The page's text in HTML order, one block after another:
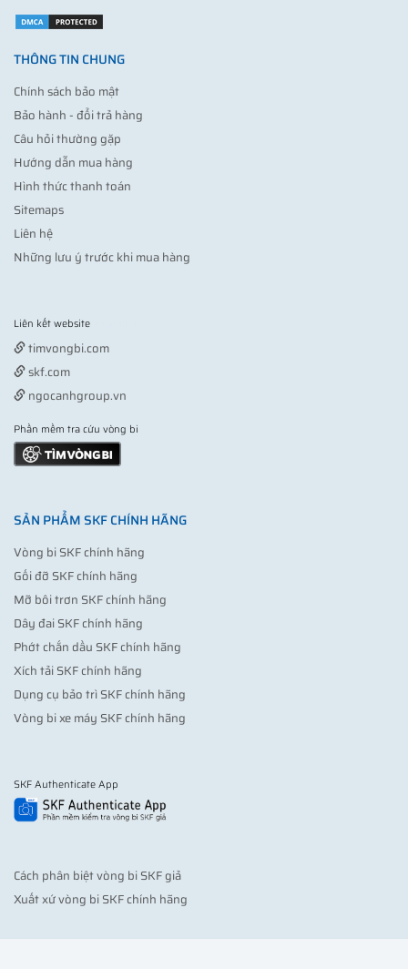
THÔNG TIN CHUNG
Chính sách bảo mật
Bảo hành - đổi trả hàng
Câu hỏi thường gặp
Hướng dẫn mua hàng
Hình thức thanh toán
Sitemaps
Liên hệ
Những lưu ý trước khi mua hàng
Liên kết website
timvongbi.com
skf.com
ngocanhgroup.vn
Phần mềm tra cứu vòng bi
SẢN PHẨM SKF CHÍNH HÃNG
Vòng bi SKF chính hãng
Gối đỡ SKF chính hãng
Mỡ bôi trơn SKF chính hãng
Dây đai SKF chính hãng
Phớt chắn dầu SKF chính hãng
Xích tải SKF chính hãng
Dụng cụ bảo trì SKF chính hãng
Vòng bi xe máy SKF chính hãng
SKF Authenticate App
Cách phân biệt vòng bi SKF giả
Xuất xứ vòng bi SKF chính hãng